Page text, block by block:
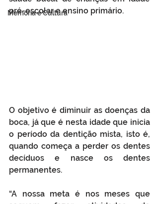
Memória e Cultura
pré-escolar e ensino primário.
O objetivo é diminuir as doenças da
boca, já que é nesta idade que inicia
o período da dentição mista, isto é,
quando começa a perder os dentes
decíduos e nasce os dentes
permanentes.
“A nossa meta é nos meses que